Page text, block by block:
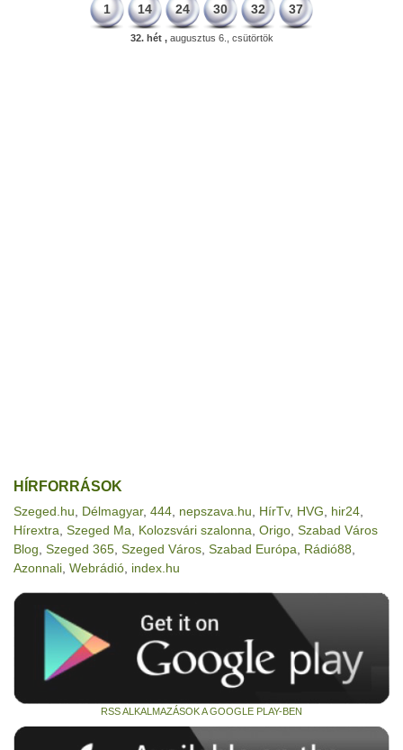
1 14 24 30 32 37
32. hét ,augusztus 6., csütörtök
HÍRFORRÁSOK
Szeged.hu Délmagyar, 444 nepszava.hu HírTv, HVG hir24
Hírextra Szeged Ma Kolozsvári szalonna Origo Szabad Város
Blog Szeged 365 Szeged Város Szabad Európa Rádió88
Azonnali Webrádió index.hu
RSS ALKALMAZÁSOK A GOOGLE PLAY-BEN